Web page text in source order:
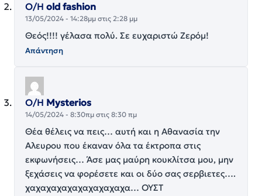
Ο/Η old fashion
13/05/2024 - 14:28μμ στις 2:28 μμ
Θεός!!!! γέλασα πολύ. Σε ευχαριστώ Ζερόμ!
Απάντηση
Ο/Η Mysterios
14/05/2024 - 8:30πμ στις 8:30 πμ
Θέα θέλεις να πεις… αυτή και η Αθανασία την
Αλευρου που έκαναν όλα τα έκτροπα στις
εκφωνήσεις… Άσε μας μαύρη κουκλίτσα μου, μην
ξεχάσεις να φορέσετε και οι δύο σας σερβιετες….
χαχαχαχαχαχαχαχαχαχα… ΟΥΣΤ